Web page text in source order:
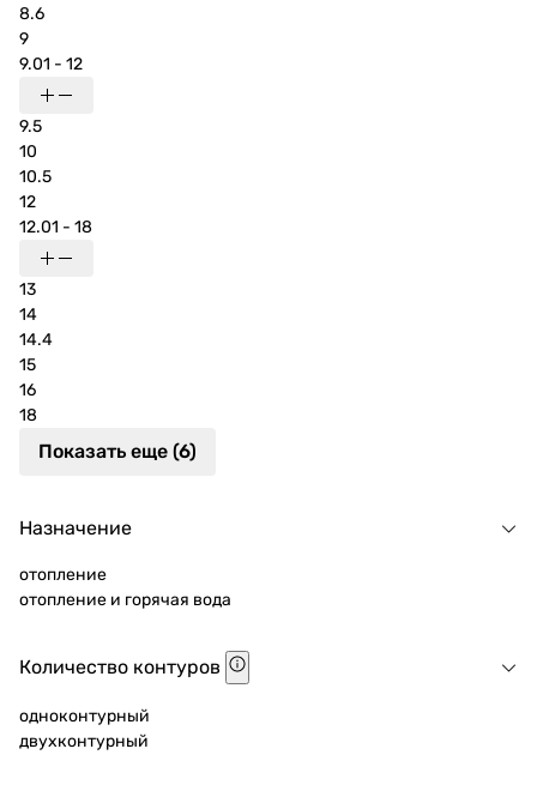
8.6
9
9.01 - 12
9.5
10
10.5
12
12.01 - 18
13
14
14.4
15
16
18
Показать еще (6)
Назначение
отопление
отопление и горячая вода
Количество контуров
одноконтурный
двухконтурный